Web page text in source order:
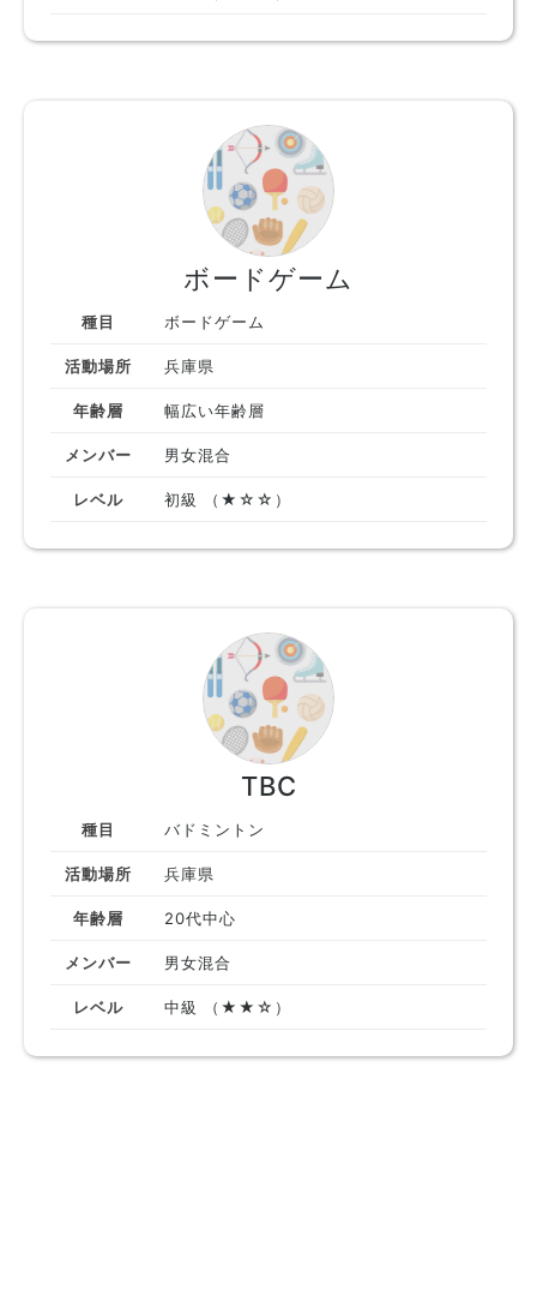
ボードゲーム
種目 ボードゲーム
活動場所 兵庫県
年齢層 幅広い年齢層
メンバー 男女混合
レベル 初級 （★☆☆）
TBC
種目 バドミントン
活動場所 兵庫県
年齢層 20代中心
メンバー 男女混合
レベル 中級 （★★☆）